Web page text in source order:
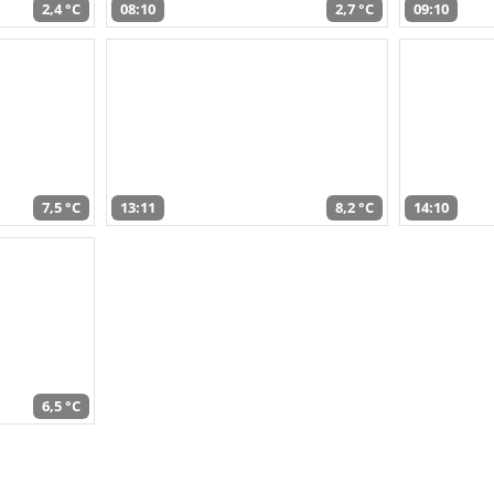
2,4 °C 08:10 2,7 °C 09:10
7,5 °C 13:11 8,2 °C 14:10
6,5 °C